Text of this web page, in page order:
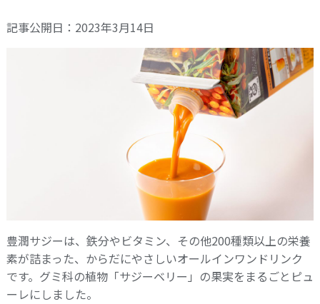
記事公開日：2023年3月14日
豊潤サジーは、鉄分やビタミン、その他200種類以上の栄養
素が詰まった、からだにやさしいオールインワンドリンク
です。グミ科の植物「サジーベリー」の果実をまるごとピュ
ーレにしました。